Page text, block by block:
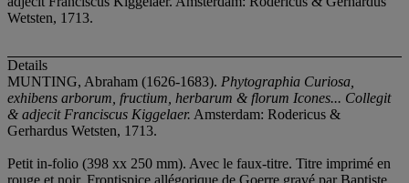
Wetsten, 1713.
Details
MUNTING, Abraham (1626-1683). Phytographia Curiosa,
exhibens arborum, fructium, herbarum & florum Icones... Collegit
& adjecit Franciscus Kiggelaer. Amsterdam: Rodericus &
Gerhardus Wetsten, 1713.
Petit in-folio (398 xx 250 mm). Avec le faux-titre. Titre imprimé en